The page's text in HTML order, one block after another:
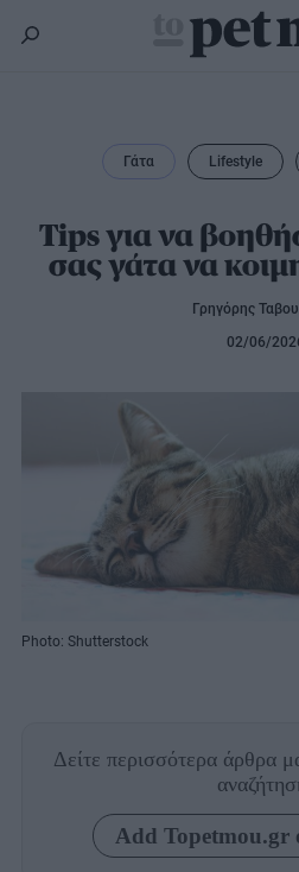
Εκπαίδευση
Lifestyle
Υγεία
Διατροφή
Άλλα κατοικίδια
Lifestyle
Γάτα
Tips για να
σας γάτα να
Γρηγόρης
02/06/
Photo: Shutterstock
Δείτε περισσότερα άρθρα
Add Topetmou.gr